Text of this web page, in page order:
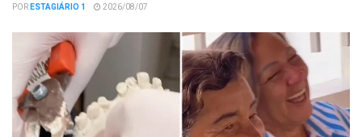
PORESTAGIÁRIO 1 2026/08/07